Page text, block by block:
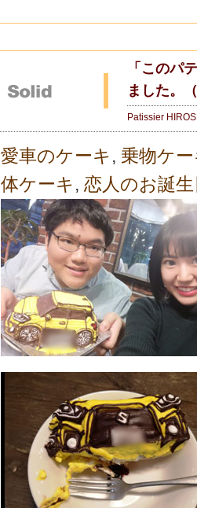
「このパ
ました。
Patissier
愛車のケーキ , 乗物ケ
体ケーキ , 恋人のお誕